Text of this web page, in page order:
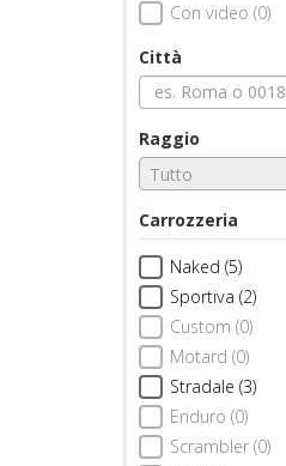
Con video (0)
Città
Raggio
Tutto
Carrozzeria
Naked (5)
Sportiva (2)
Custom (0)
Motard (0)
Stradale (3)
Enduro (0)
Scrambler (0)